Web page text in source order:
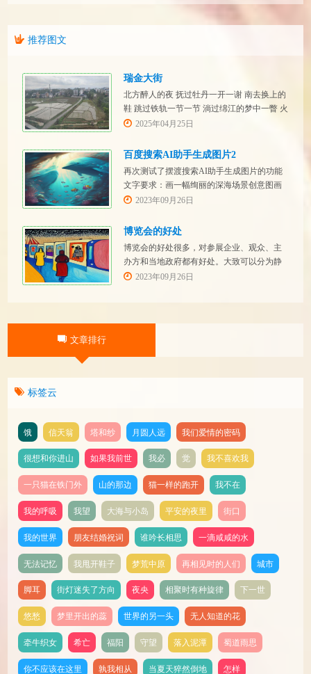
推荐图文
瑞金大街
北方醉人的夜 抚过牡丹一开一谢 南去换上的
鞋 跳过铁轨一节一节 淌过绵江的梦中一瞥 火
红招展的瑞金大街
2025年04月25日
百度搜索AI助手生成图片2
再次测试了摆渡搜索AI助手生成图片的功能
文字要求：画一幅绚丽的深海场景创意图画
文字要求：画一幅绚丽的森林场景创意图画
2023年09月26日
博览会的好处
博览会的好处很多，对参展企业、观众、主
办方和当地政府都有好处。大致可以分为静
态增值、动态获利和带动发展几个方面：
2023年09月26日
文章排行
标签云
饿 信天翁 塔和纱 月圆人远 我们爱情的密码
很想和你进山 如果我前世 我必 觉 我不喜欢我
一只猫在铁门外 山的那边 猫一样的跑开 我不在
我的呼吸 我望 大海与小岛 平安的夜里 街口
我的世界 朋友结婚祝词 谁吟长相思 一滴咸咸的水
无法记忆 我甩开鞋子 梦荒中原 再相见时的人们 城市
脚耳 街灯迷失了方向 夜央 相聚时有种旋律 下一世
悠愁 梦里开出的蕊 世界的另一头 无人知道的花
牵牛织女 希亡 福阳 守望 落入泥潭 蜀道雨思
你不应该在这里 孰我相从 当夏天猝然倒地 怎样